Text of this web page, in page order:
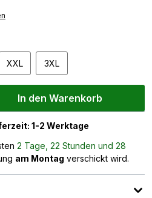
XXL 3XL
In den Warenkorb
1-2 Werktage
2 Tage, 22 Stunden und 28
am Montag verschickt wird.